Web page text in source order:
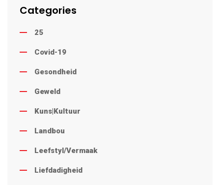
Categories
25
Covid-19
Gesondheid
Geweld
Kuns|Kultuur
Landbou
Leefstyl/Vermaak
Liefdadigheid